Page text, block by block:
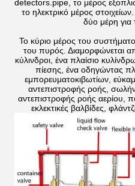
detectors.pipe, το μέρος
το ηλεκτρικό μέρος
δύο μέρη για
Το κύριο μέρος του
του πυρός. Διαμορφώνεται
κύλινδροι, ένα πλαίσιο
πίεσης, ένα οδηγώντας
εμπορευματοκιβωτίων,
αντεπιστροφής ροής,
αντεπιστροφής ροής αερίου,
εκλεκτικές βαλβίδες,